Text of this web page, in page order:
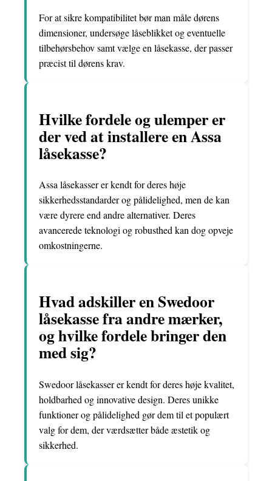
For at sikre kompatibilitet bør man måle dørens
dimensioner, undersøge låseblikket og eventuelle
tilbehørsbehov samt vælge en låsekasse, der passer
præcist til dørens krav.
Hvilke fordele og ulemper er
der ved at installere en Assa
låsekasse?
Assa låsekasser er kendt for deres høje
sikkerhedsstandarder og pålidelighed, men de kan
være dyrere end andre alternativer. Deres
avancerede teknologi og robusthed kan dog opveje
omkostningerne.
Hvad adskiller en Swedoor
låsekasse fra andre mærker,
og hvilke fordele bringer den
med sig?
Swedoor låsekasser er kendt for deres høje kvalitet,
holdbarhed og innovative design. Deres unikke
funktioner og pålidelighed gør dem til et populært
valg for dem, der værdsætter både æstetik og
sikkerhed.